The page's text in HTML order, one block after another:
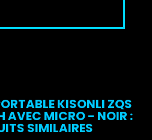
KISONLI ZQS
AVEC MICRO - NOIR :
SIMILAIRES